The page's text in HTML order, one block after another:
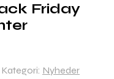
Friday
Kategori: Nyheder